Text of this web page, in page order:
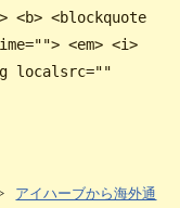
<blockquote
<em> <i>
localsrc=""
アイハーブから海外通